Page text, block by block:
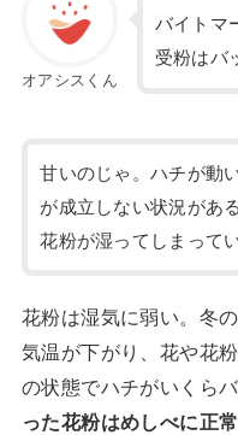
オアシスくん
バイトマ
受粉はバ
甘いのじゃ。ハチが動
が成立しない状況があ
花粉が湿ってしまって
花粉は湿気に弱い。冬
気温が下がり、花や花
の状態でハチがいくら
った花粉はめしべに正